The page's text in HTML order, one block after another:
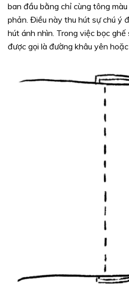
ban đầu bằng chỉ cùng tông
phản. Điều này thu hút sự chú ý
hút ánh nhìn. Trong việc bọc
được gọi là đường khâu yên